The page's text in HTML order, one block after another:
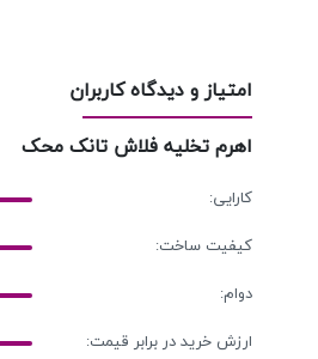
امتیاز و دیدگاه کاربران
اهرم تخلیه فلاش تانک محک
کارایی:
کیفیت ساخت:
دوام:
ارزش خرید در برابر قیمت: